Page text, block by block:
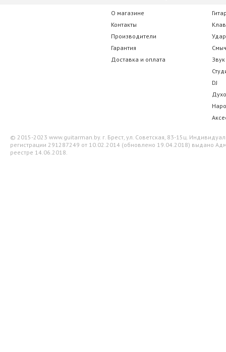
О магазине
Контакты
Производители
Гарантия
Доставка и оплата
Звук
DJ
© 2015-2023 www.guitarman.by. г. Брест, ул. Советская, 83-15ц.
регистрации 291287249 от 10.02.2014 (обновлено 19.04.2018) выдано
реестре 14.06.2018.